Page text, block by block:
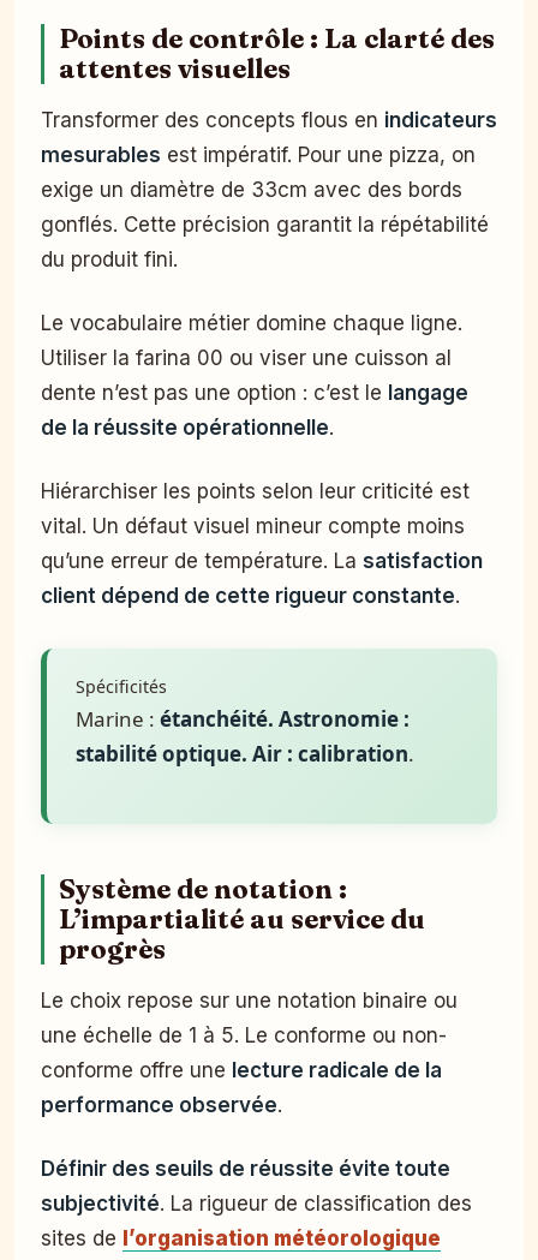
Points de contrôle : La clarté des
attentes visuelles
Transformer des concepts flous en indicateurs
mesurables est impératif. Pour une pizza, on
exige un diamètre de 33cm avec des bords
gonflés. Cette précision garantit la répétabilité
du produit fini.
Le vocabulaire métier domine chaque ligne.
Utiliser la farina 00 ou viser une cuisson al
dente n’est pas une option : c’est le langage
de la réussite opérationnelle.
Hiérarchiser les points selon leur criticité est
vital. Un défaut visuel mineur compte moins
qu’une erreur de température. La satisfaction
client dépend de cette rigueur constante.
Spécificités
Marine : étanchéité. Astronomie :
stabilité optique. Air : calibration.
Système de notation :
L’impartialité au service du
progrès
Le choix repose sur une notation binaire ou
une échelle de 1 à 5. Le conforme ou non-
conforme offre une lecture radicale de la
performance observée.
Définir des seuils de réussite évite toute
subjectivité. La rigueur de classification des
sites de l’organisation météorologique